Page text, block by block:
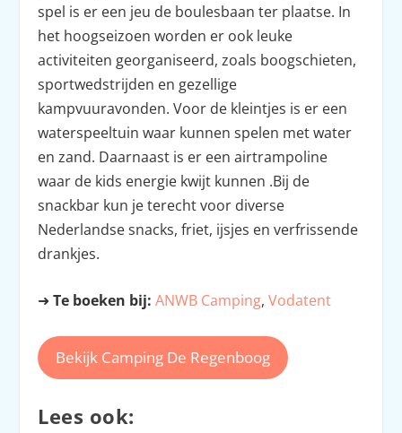
spel is er een jeu de boulesbaan ter plaatse. In
het hoogseizoen worden er ook leuke
activiteiten georganiseerd, zoals boogschieten,
sportwedstrijden en gezellige
kampvuuravonden. Voor de kleintjes is er een
waterspeeltuin waar kunnen spelen met water
en zand. Daarnaast is er een airtrampoline
waar de kids energie kwijt kunnen .Bij de
snackbar kun je terecht voor diverse
Nederlandse snacks, friet, ijsjes en verfrissende
drankjes.
➜ Te boeken bij: ANWB Camping,Vodatent
Bekijk Camping De Regenboog
Lees ook: